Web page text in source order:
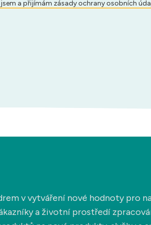
a přijímám zásady ochrany osobních
v vytváření nové hodnoty pro
a životní prostředí